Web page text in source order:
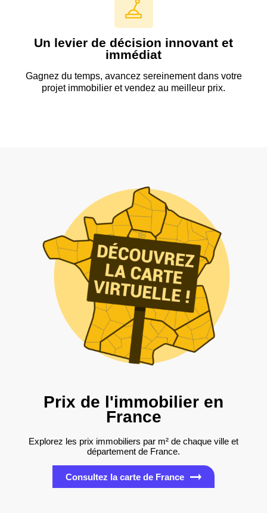
Un levier de décision innovant et
immédiat
Gagnez du temps, avancez sereinement dans votre
projet immobilier et vendez au meilleur prix.
Prix de l'immobilier en
France
Explorez les prix immobiliers par m² de chaque ville et
département de France.
Consultez la carte de France